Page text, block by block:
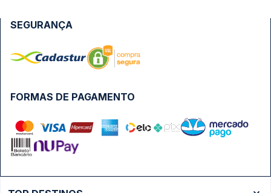
FORMAS DE PAGAMENTO
SEGURANÇA